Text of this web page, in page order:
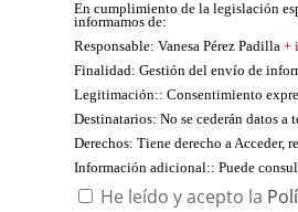
En cumplimiento de la legislación
informamos de:
Responsable: Vanesa Pérez Padilla+
Finalidad: Gestión del envío de
Legitimación:: Consentimiento
Destinatarios: No se cederán datos a
Derechos: Tiene derecho a Acceder,
Información adicional:: Puede
He leído y acepto la